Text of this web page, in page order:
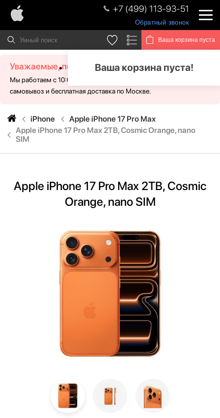
+7 (499) 113-93-51
Обратный звонок
Ваша корзина пуста
Ваша корзина пуста!
Уважаемые, посетители!
Мы работаем с 10:00 - 21:00 без выходных. Для Вас доступен
самовывоз и бесплатная доставка по Москве.
iPhone
Apple iPhone 17 Pro Max
Apple iPhone 17 Pro Max 2TB, Cosmic Orange, nano
SIM
Apple iPhone 17 Pro Max 2TB, Cosmic
Orange, nano SIM